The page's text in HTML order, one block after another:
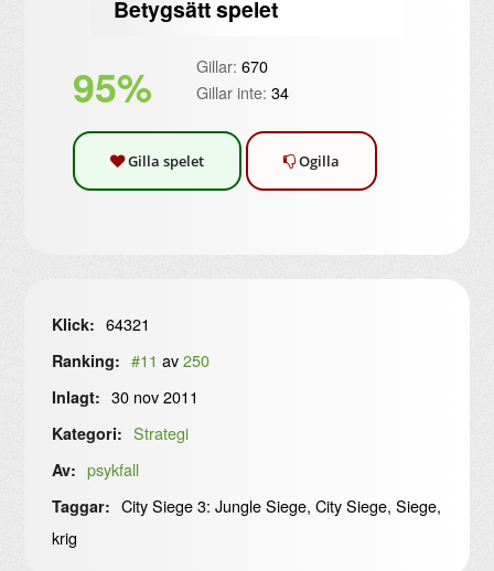
Betygsätt spelet
95% Gillar: 670
Gillar inte: 34
Gilla spelet Ogilla
Klick: 64321
Ranking: #11 av250
Inlagt: 30 nov 2011
Kategori: Strategi
Av: psykfall
Taggar: City Siege 3: Jungle Siege, City Siege, Siege,
krig